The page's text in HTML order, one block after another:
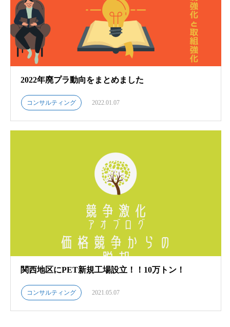
2022年廃プラ動向をまとめました
コンサルティング 2022.01.07
関西地区にPET新規工場設立！！10万トン！
コンサルティング 2021.05.07